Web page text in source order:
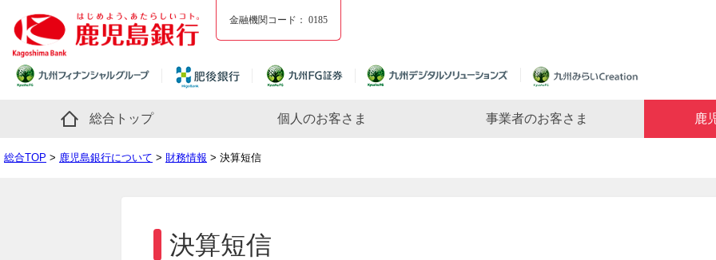
金融機関コード： 0185
総合トップ 個人のお客さま 事業者のお客さま 鹿
総合TOP > 鹿児島銀行について > 財務情報 > 決算短信
決算短信